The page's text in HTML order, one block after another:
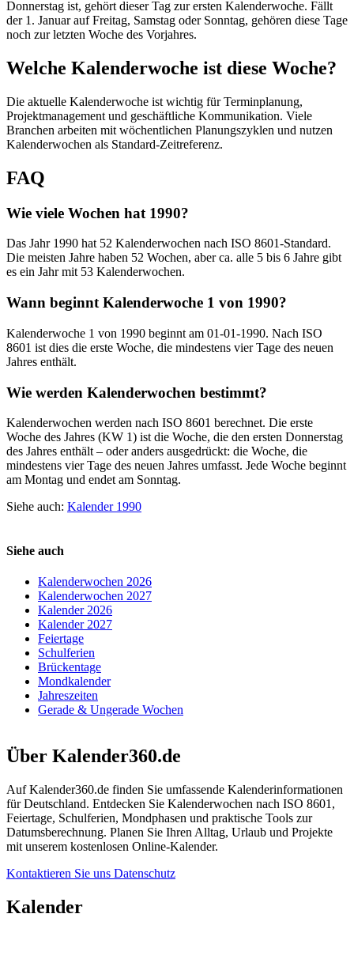
Donnerstag ist, gehört dieser Tag zur ersten Kalenderwoche. Fällt
der 1. Januar auf Freitag, Samstag oder Sonntag, gehören diese Tage
noch zur letzten Woche des Vorjahres.
Welche Kalenderwoche ist diese Woche?
Die aktuelle Kalenderwoche ist wichtig für Terminplanung,
Projektmanagement und geschäftliche Kommunikation. Viele
Branchen arbeiten mit wöchentlichen Planungszyklen und nutzen
Kalenderwochen als Standard-Zeitreferenz.
FAQ
Wie viele Wochen hat 1990?
Das Jahr 1990 hat 52 Kalenderwochen nach ISO 8601-Standard.
Die meisten Jahre haben 52 Wochen, aber ca. alle 5 bis 6 Jahre gibt
es ein Jahr mit 53 Kalenderwochen.
Wann beginnt Kalenderwoche 1 von 1990?
Kalenderwoche 1 von 1990 beginnt am 01-01-1990. Nach ISO
8601 ist dies die erste Woche, die mindestens vier Tage des neuen
Jahres enthält.
Wie werden Kalenderwochen bestimmt?
Kalenderwochen werden nach ISO 8601 berechnet. Die erste
Woche des Jahres (KW 1) ist die Woche, die den ersten Donnerstag
des Jahres enthält – oder anders ausgedrückt: die Woche, die
mindestens vier Tage des neuen Jahres umfasst. Jede Woche beginnt
am Montag und endet am Sonntag.
Siehe auch: Kalender 1990
Siehe auch
Kalenderwochen 2026
Kalenderwochen 2027
Kalender 2026
Kalender 2027
Feiertage
Schulferien
Brückentage
Mondkalender
Jahreszeiten
Gerade & Ungerade Wochen
Über Kalender360.de
Auf Kalender360.de finden Sie umfassende Kalenderinformationen
für Deutschland. Entdecken Sie Kalenderwochen nach ISO 8601,
Feiertage, Schulferien, Mondphasen und praktische Tools zur
Datumsberechnung. Planen Sie Ihren Alltag, Urlaub und Projekte
mit unserem kostenlosen Online-Kalender.
Kontaktieren Sie uns Datenschutz
Kalender